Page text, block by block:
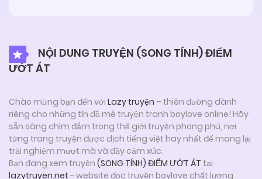
NỘI DUNG TRUYỆN (SONG TÍNH) ĐIỂM
ƯỚT ÁT
Chào mừng bạn đến với Lazy truyện – thiên đường dành
riêng cho những tín đồ mê truyện tranh boylove online! Hãy
sẵn sàng chìm đắm trong thế giới truyện phong phú, nơi
từng trang truyện được dịch tiếng việt hay nhất để mang lại
trải nghiệm mượt mà và đầy cảm xúc.
Bạn đang xem truyện (SONG TÍNH) ĐIỂM ƯỚT ÁT tại
lazytruyen.net - website đọc truyện boylove chất lượng